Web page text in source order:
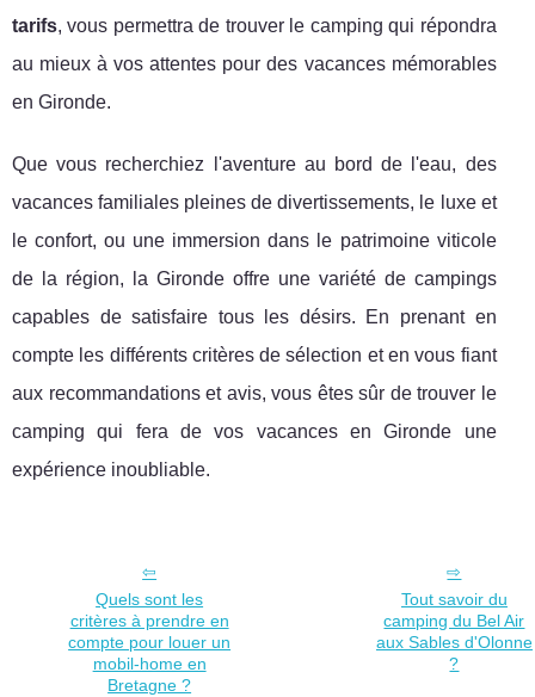
tarifs, vous permettra de trouver le camping qui répondra
au mieux à vos attentes pour des vacances mémorables
en Gironde.
Que vous recherchiez l'aventure au bord de l'eau, des
vacances familiales pleines de divertissements, le luxe et
le confort, ou une immersion dans le patrimoine viticole
de la région, la Gironde offre une variété de campings
capables de satisfaire tous les désirs. En prenant en
compte les différents critères de sélection et en vous fiant
aux recommandations et avis, vous êtes sûr de trouver le
camping qui fera de vos vacances en Gironde une
expérience inoubliable.
Quels sont les
critères à prendre en
compte pour louer un
mobil-home en
Bretagne ?
Tout savoir du
camping du Bel Air
aux Sables d'Olonne
?